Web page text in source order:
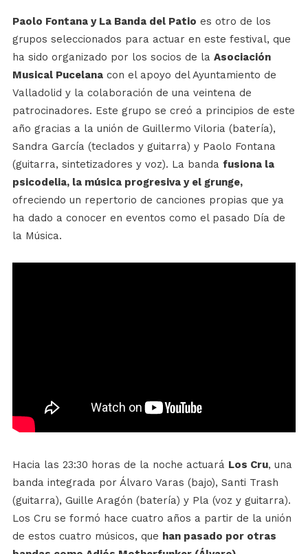
Paolo Fontana y La Banda del Patio es otro de los
grupos seleccionados para actuar en este festival, que
ha sido organizado por los socios de la Asociación
Musical Pucelanacon el apoyo del Ayuntamiento de
Valladolid y la colaboración de una veintena de
patrocinadores. Este grupo se creó a principios de este
año gracias a la unión de Guillermo Viloria (batería),
Sandra García (teclados y guitarra) y Paolo Fontana
(guitarra, sintetizadores y voz). La banda fusiona la
psicodelia, la música progresiva y el grunge,
ofreciendo un repertorio de canciones propias que ya
ha dado a conocer en eventos como el pasado Día de
la Música.
Hacia las 23:30 horas de la noche actuará Los Cru, una
banda integrada por Álvaro Varas (bajo), Santi Trash
(guitarra), Guille Aragón (batería) y Pla (voz y guitarra).
Los Cru se formó hace cuatro años a partir de la unión
de estos cuatro músicos, que han pasado por otras